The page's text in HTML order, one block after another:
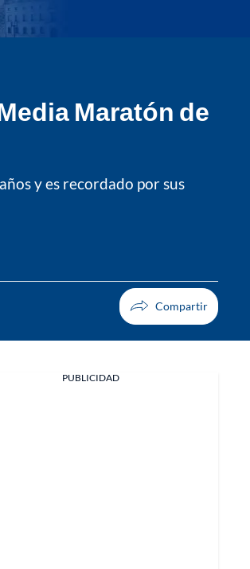
Maratón de
y es recordado por sus
PUBLICIDAD